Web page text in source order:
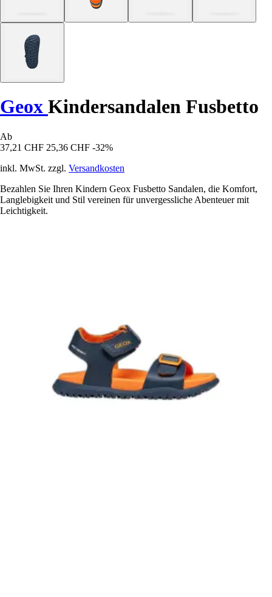
Geox Kindersandalen Fusbetto
Ab
37,21 CHF 25,36 CHF -32%
inkl. MwSt. zzgl. Versandkosten
Bezahlen Sie Ihren Kindern Geox Fusbetto Sandalen, die Komfort,
Langlebigkeit und Stil vereinen für unvergessliche Abenteuer mit
Leichtigkeit.